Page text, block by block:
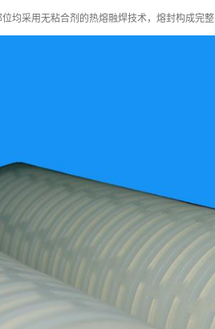
均采用无粘合剂的热熔融焊技术，熔封构成完